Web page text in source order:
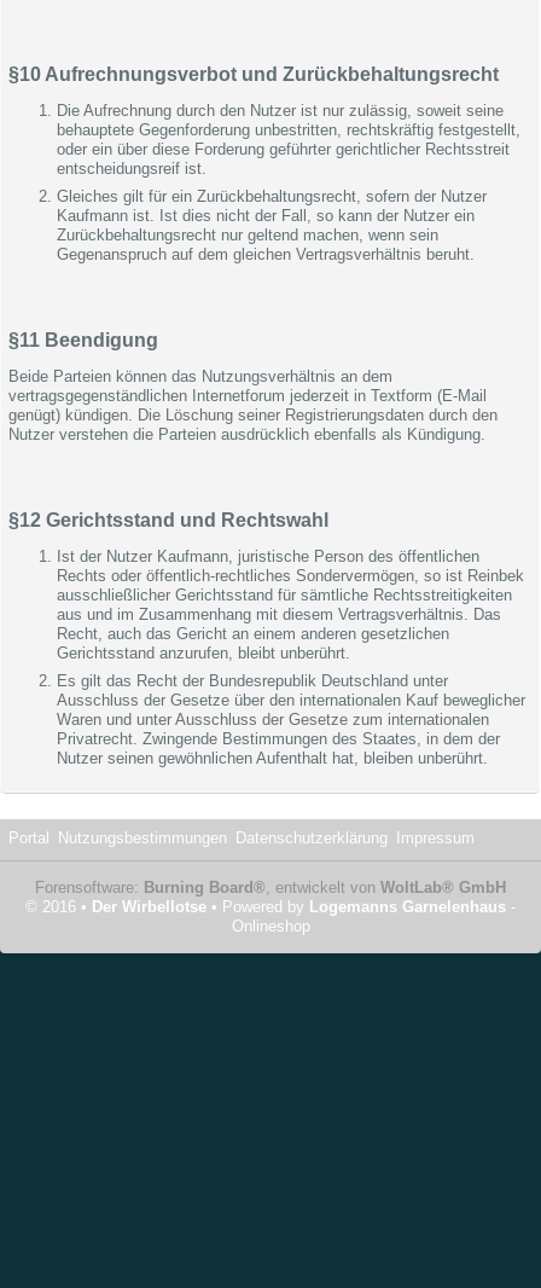
§10 Aufrechnungsverbot und Zurückbehaltungsrecht
Die Aufrechnung durch den Nutzer ist nur zulässig, soweit seine
behauptete Gegenforderung unbestritten, rechtskräftig festgestellt,
oder ein über diese Forderung geführter gerichtlicher Rechtsstreit
entscheidungsreif ist.
Gleiches gilt für ein Zurückbehaltungsrecht, sofern der Nutzer
Kaufmann ist. Ist dies nicht der Fall, so kann der Nutzer ein
Zurückbehaltungsrecht nur geltend machen, wenn sein
Gegenanspruch auf dem gleichen Vertragsverhältnis beruht.
§11 Beendigung
Beide Parteien können das Nutzungsverhältnis an dem
vertragsgegenständlichen Internetforum jederzeit in Textform (E-Mail
genügt) kündigen. Die Löschung seiner Registrierungsdaten durch den
Nutzer verstehen die Parteien ausdrücklich ebenfalls als Kündigung.
§12 Gerichtsstand und Rechtswahl
Ist der Nutzer Kaufmann, juristische Person des öffentlichen
Rechts oder öffentlich-rechtliches Sondervermögen, so ist Reinbek
ausschließlicher Gerichtsstand für sämtliche Rechtsstreitigkeiten
aus und im Zusammenhang mit diesem Vertragsverhältnis. Das
Recht, auch das Gericht an einem anderen gesetzlichen
Gerichtsstand anzurufen, bleibt unberührt.
Es gilt das Recht der Bundesrepublik Deutschland unter
Ausschluss der Gesetze über den internationalen Kauf beweglicher
Waren und unter Ausschluss der Gesetze zum internationalen
Privatrecht. Zwingende Bestimmungen des Staates, in dem der
Nutzer seinen gewöhnlichen Aufenthalt hat, bleiben unberührt.
Portal Nutzungsbestimmungen Datenschutzerklärung Impressum
Forensoftware: Burning Board®, entwickelt von WoltLab® GmbH
© 2016 • Der Wirbellotse • Powered by Logemanns Garnelenhaus -
Onlineshop